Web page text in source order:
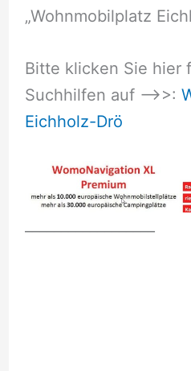
„Wohnmobilplatz
Bitte klicken Sie hier
Suchhilfen auf –>>:
Eichholz-Drö